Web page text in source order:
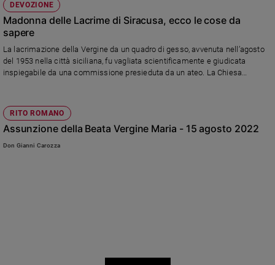
DEVOZIONE
Madonna delle Lacrime di Siracusa, ecco le cose da
sapere
La lacrimazione della Vergine da un quadro di gesso, avvenuta nell’agosto
del 1953 nella città siciliana, fu vagliata scientificamente e giudicata
inspiegabile da una commissione presieduta da un ateo. La Chiesa
pellegrini
RITO ROMANO
Assunzione della Beata Vergine Maria - 15 agosto 2022
Don Gianni Carozza